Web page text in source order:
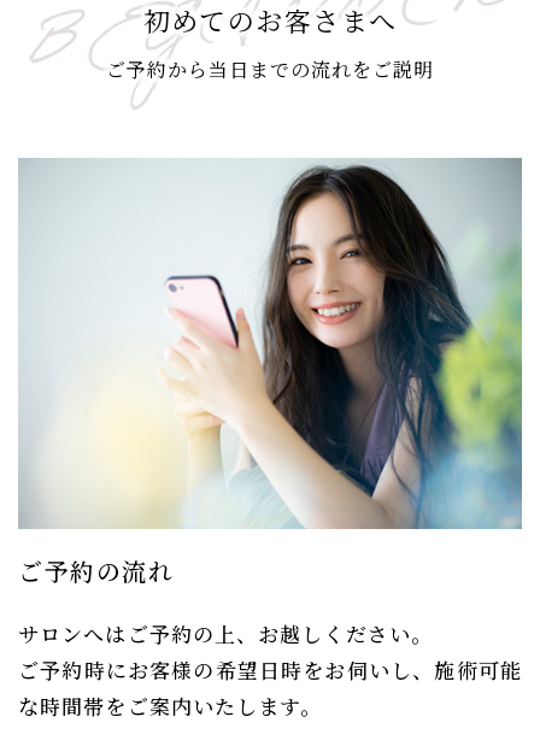
初めてのお客さまへ
ご予約から当日までの流れをご説明
ご予約の流れ
サロンへはご予約の上、お越しください。
ご予約時にお客様の希望日時をお伺いし、施術可能
な時間帯をご案内いたします。